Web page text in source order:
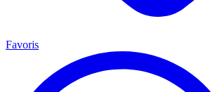
Favoris